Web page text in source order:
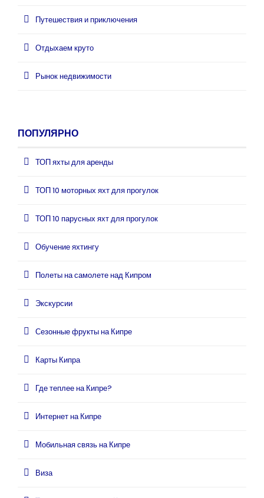
Путешествия и приключения
Отдыхаем круто
Рынок недвижимости
ПОПУЛЯРНО
ТОП яхты для аренды
ТОП 10 моторных яхт для прогулок
ТОП 10 парусных яхт для прогулок
Обучение яхтингу
Полеты на самолете над Кипром
Экскурсии
Сезонные фрукты на Кипре
Карты Кипра
Где теплее на Кипре?
Интернет на Кипре
Мобильная связь на Кипре
Виза